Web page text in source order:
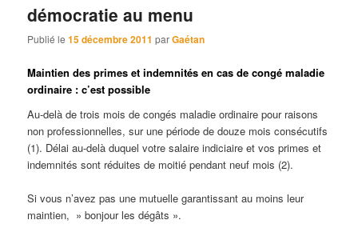
démocratie au menu
Publié le15 décembre 2011 parGaétan
Maintien des primes et indemnités en cas de congé maladie
ordinaire : c’est possible
Au-delà de trois mois de congés maladie ordinaire pour raisons
non professionnelles, sur une période de douze mois consécutifs
(1). Délai au-delà duquel votre salaire indiciaire et vos primes et
indemnités sont réduites de moitié pendant neuf mois (2).
Si vous n’avez pas une mutuelle garantissant au moins leur
maintien, » bonjour les dégâts ».